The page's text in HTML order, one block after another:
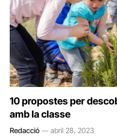
10 propostes per
amb la classe
Redacció abril 28, 2023